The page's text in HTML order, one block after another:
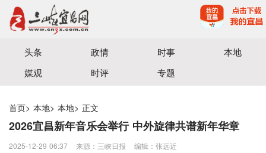
宜昌三峡融媒体中心主办
头条 政情 时事
本地
媒观
时评 专题
首页> 本地> 本地> 正文
2026宜昌新年音乐会举行 中外旋律共谱新年华章
2025-12-29 06:37 来源：三峡日报 编辑：张远近